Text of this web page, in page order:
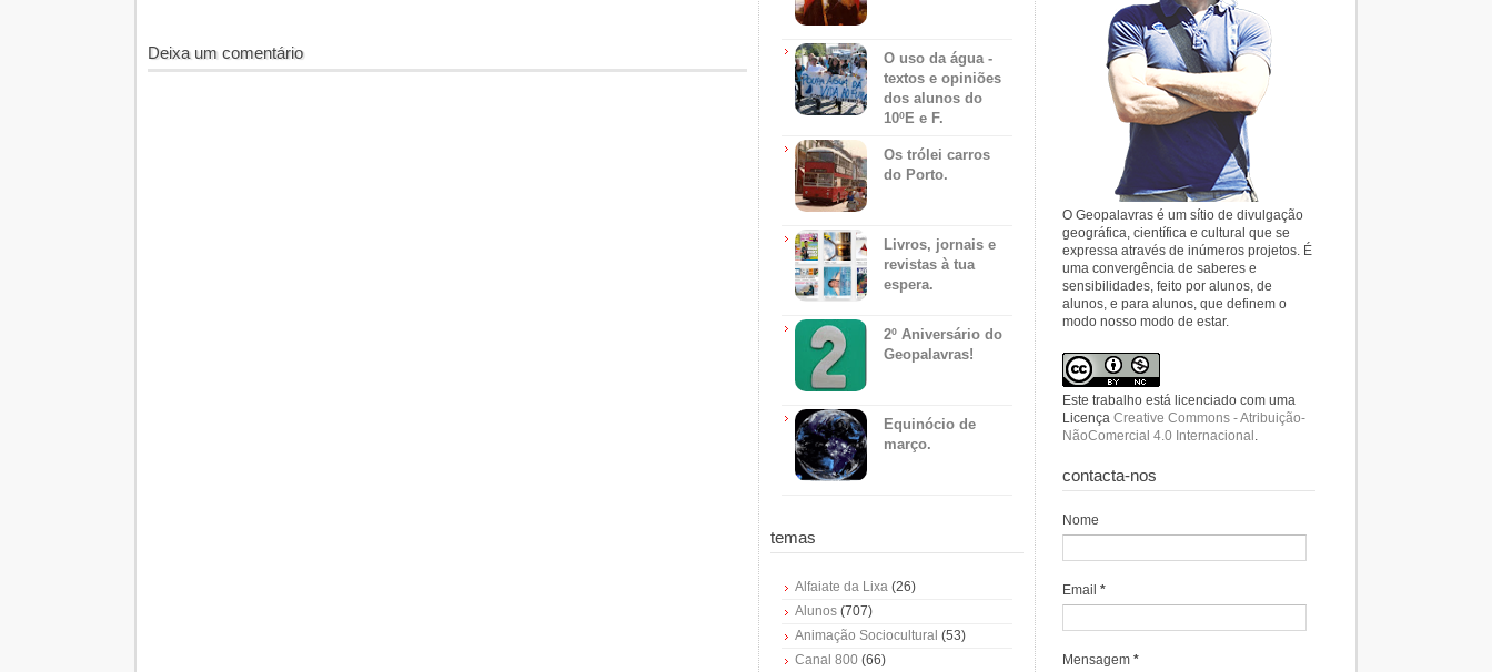
Deixa um comentário
O uso da água -
textos e opiniões
dos alunos do
10ºE e F.
Os trólei carros
do Porto.
Livros, jornais e
revistas à tua
espera.
2º Aniversário do
Geopalavras!
Equinócio de
março.
temas
Alfaiate da Lixa (26)
Alunos (707)
Animação Sociocultural (53)
Canal 800 (66)
O Geopalavras é um sítio de divulgação
geográfica, científica e cultural que se
expressa através de inúmeros projetos. É
uma convergência de saberes e
sensibilidades, feito por alunos, de
alunos, e para alunos, que definem o
modo nosso modo de estar.
Este trabalho está licenciado com uma
Licença Creative Commons - Atribuição-
NãoComercial 4.0 Internacional .
contacta-nos
Nome
Email *
Mensagem *